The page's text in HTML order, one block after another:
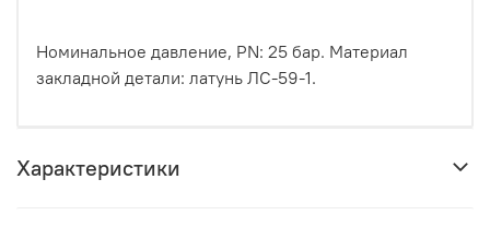
Номинальное давление, PN: 25 бар. Материал
закладной детали: латунь ЛС-59-1.
Характеристики